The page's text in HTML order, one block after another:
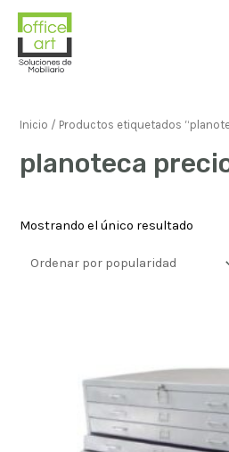
Inicio / Productos etiquetados
planoteca
Mostrando el único resultado